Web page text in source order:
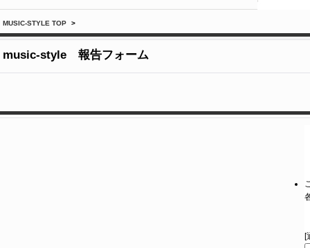
MUSIC-STYLE TOP >
music-style 報告フォーム
[